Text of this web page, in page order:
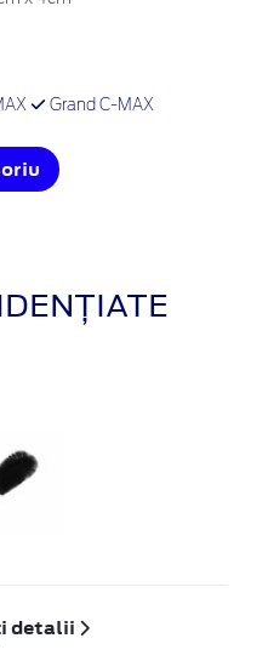
Grand C-MAX
detalii